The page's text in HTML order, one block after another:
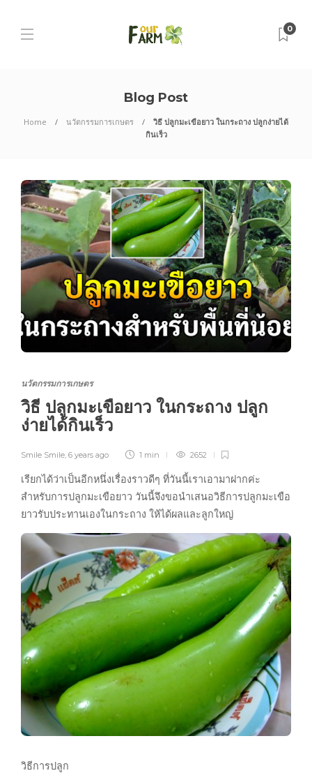
0
Blog Post
Home นวัตกรรมการเกษตร
วิธี ปลูกมะเขือยาว ในกระถาง ปลูกง่ายได้
กินเร็ว
นวัตกรรมการเกษตร
วิธี ปลูกมะเขือยาว ในกระถาง ปลูก
ง่ายได้กินเร็ว
Smile Smile 6 years ago 1 min 2652
เรียกได้ว่าเป็นอีกหนึ่งเรื่องราวดีๆ ที่วันนี้เราเอามาฝากค่ะ
สำหรับการปลูกมะเขือยาว วันนี้จึงขอนำเสนอวิธีการปลูกมะเขือ
ยาวรับประทานเองในกระถาง ให้ได้ผลและลูกใหญ่
วิธีการปลูก